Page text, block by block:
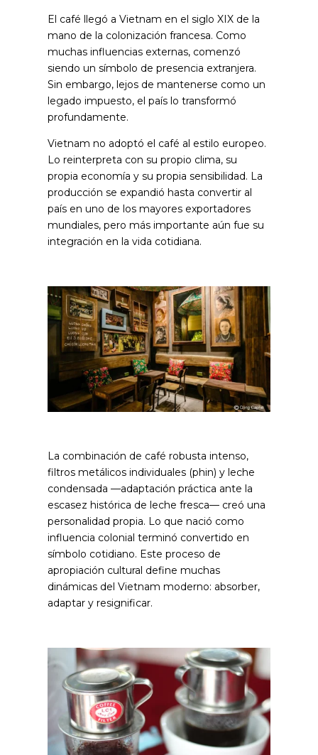
El café llegó a Vietnam en el siglo XIX de la
mano de la colonización francesa. Como
muchas influencias externas, comenzó
siendo un símbolo de presencia extranjera.
Sin embargo, lejos de mantenerse como un
legado impuesto, el país lo transformó
profundamente.
Vietnam no adoptó el café al estilo europeo.
Lo reinterpreta con su propio clima, su
propia economía y su propia sensibilidad. La
producción se expandió hasta convertir al
país en uno de los mayores exportadores
mundiales, pero más importante aún fue su
integración en la vida cotidiana.
La combinación de café robusta intenso,
filtros metálicos individuales (phin) y leche
condensada —adaptación práctica ante la
escasez histórica de leche fresca— creó una
personalidad propia. Lo que nació como
influencia colonial terminó convertido en
símbolo cotidiano. Este proceso de
apropiación cultural define muchas
dinámicas del Vietnam moderno: absorber,
adaptar y resignificar.